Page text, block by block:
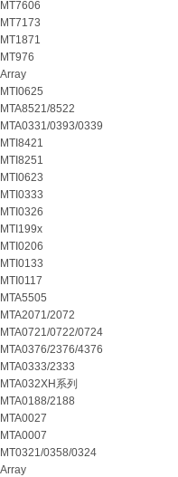
MT7606
MT7173
MT1871
MT976
Array
MTI0625
MTA8521/8522
MTA0331/0393/0339
MTI8421
MTI8251
MTI0623
MTI0333
MTI0326
MTI199x
MTI0206
MTI0133
MTI0117
MTA5505
MTA2071/2072
MTA0721/0722/0724
MTA0376/2376/4376
MTA0333/2333
MTA032XH系列
MTA0188/2188
MTA0027
MTA0007
MT0321/0358/0324
Array